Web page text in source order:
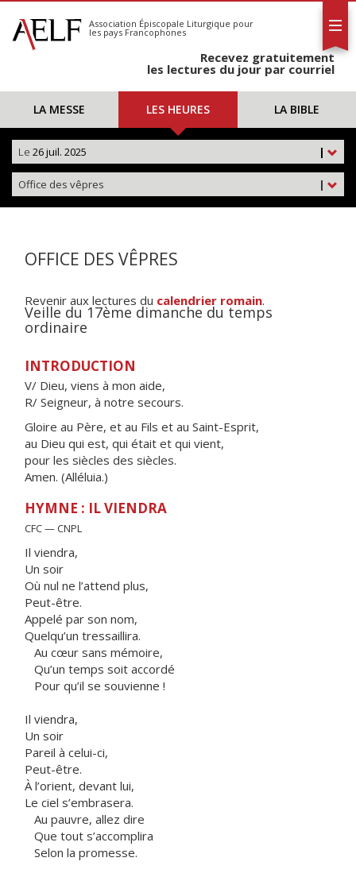
S'abonner
Calendrier
Association Épiscopale Liturgique pour
les pays Francophones
Recevez gratuitement
les lectures du jour par courriel
LA MESSE LES HEURES LA BIBLE
|
Le 26 juil. 2025
|
Office des vêpres
OFFICE DES VÊPRES
Revenir aux lectures du calendrier romain.
Veille du 17ème dimanche du temps
ordinaire
INTRODUCTION
V/ Dieu, viens à mon aide,
R/ Seigneur, à notre secours.
Gloire au Père, et au Fils et au Saint-Esprit,
au Dieu qui est, qui était et qui vient,
pour les siècles des siècles.
Amen. (Alléluia.)
HYMNE : IL VIENDRA
CFC — CNPL
Il viendra,
Un soir
Où nul ne l’attend plus,
Peut-être.
Appelé par son nom,
Quelqu’un tressaillira.
Au cœur sans mémoire,
Qu’un temps soit accordé
Pour qu’il se souvienne !
Il viendra,
Un soir
Pareil à celui-ci,
Peut-être.
À l’orient, devant lui,
Le ciel s’embrasera.
Au pauvre, allez dire
Que tout s’accomplira
Selon la promesse.